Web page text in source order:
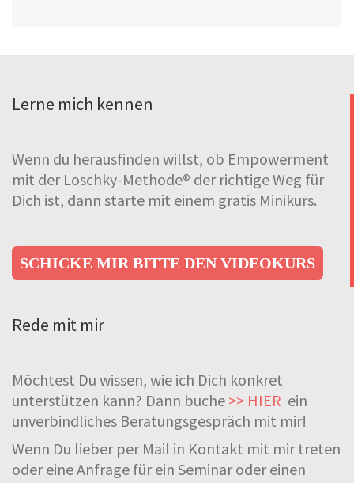
Lerne mich kennen
Wenn du herausfinden willst, ob Empowerment
mit der Loschky-Methode® der richtige Weg für
Dich ist, dann starte mit einem gratis Minikurs.
SCHICKE MIR BITTE DEN VIDEOKURS
Rede mit mir
Möchtest Du wissen, wie ich Dich konkret
unterstützen kann? Dann buche >> HIER ein
unverbindliches Beratungsgespräch mit mir!
Wenn Du lieber per Mail in Kontakt mit mir treten
oder eine Anfrage für ein Seminar oder einen